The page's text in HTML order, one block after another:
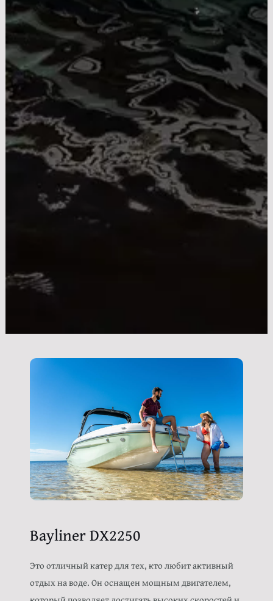
Bayliner DX2250
Это отличный катер для тех, кто любит активный
отдых на воде. Он оснащен мощным двигателем,